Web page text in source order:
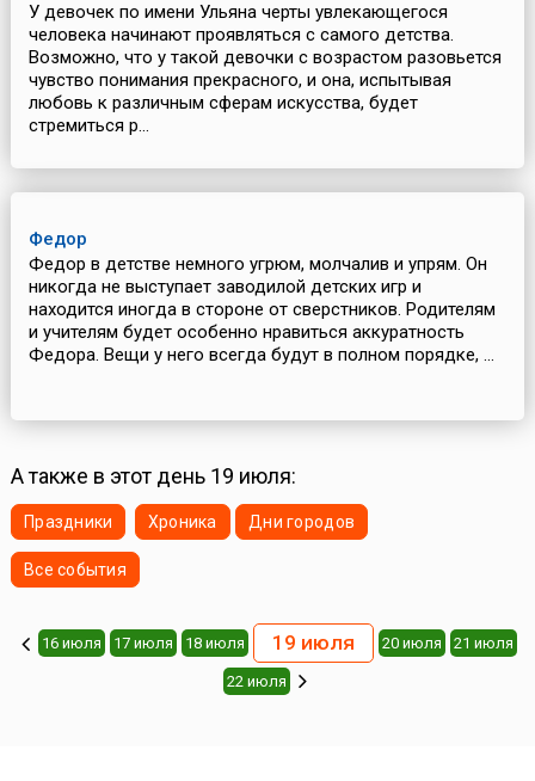
У девочек по имени Ульяна черты увлекающегося
человека начинают проявляться с самого детства.
Возможно, что у такой девочки с возрастом разовьется
чувство понимания прекрасного, и она, испытывая
любовь к различным сферам искусства, будет
стремиться р...
Федор
Федор в детстве немного угрюм, молчалив и упрям. Он
никогда не выступает заводилой детских игр и
находится иногда в стороне от сверстников. Родителям
и учителям будет особенно нравиться аккуратность
Федора. Вещи у него всегда будут в полном порядке, ...
А также в этот день 19 июля:
Праздники Хроника Дни городов
Все события
16 июля 17 июля 18 июля 19 июля 20 июля 21 июля
22 июля